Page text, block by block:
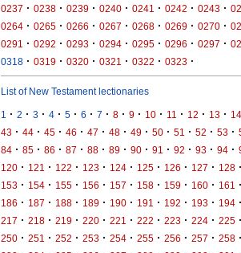
0237 · 0238 · 0239 · 0240 · 0241 · 0242 · 0243 ·
0264 · 0265 · 0266 · 0267 · 0268 · 0269 · 0270 ·
0291 · 0292 · 0293 · 0294 · 0295 · 0296 · 0297 ·
0318 · 0319 · 0320 · 0321 · 0322 · 0323 ·
List of New Testament lectionaries
1 · 2 · 3 · 4 · 5 · 6 · 7 · 8 · 9 · 10 · 11 · 12 · 13 · 14
43 · 44 · 45 · 46 · 47 · 48 · 49 · 50 · 51 · 52 · 53 ·
84 · 85 · 86 · 87 · 88 · 89 · 90 · 91 · 92 · 93 · 94 ·
120 · 121 · 122 · 123 · 124 · 125 · 126 · 127 · 128 ·
153 · 154 · 155 · 156 · 157 · 158 · 159 · 160 · 161 ·
186 · 187 · 188 · 189 · 190 · 191 · 192 · 193 · 194 ·
217 · 218 · 219 · 220 · 221 · 222 · 223 · 224 · 225 ·
250 · 251 · 252 · 253 · 254 · 255 · 256 · 257 · 258 ·